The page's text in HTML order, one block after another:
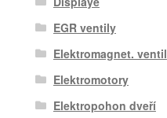
EGR ventily
Elektromagnet. ventil
Elektromotory
Elektropohon dveří